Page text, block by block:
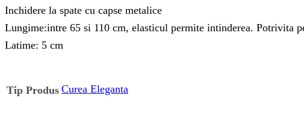
Inchidere la spate cu capse metalice
Lungime:intre 65 si 110 cm, elasticul permite intinderea. Potrivita
Latime: 5 cm
Tip Produs Curea Eleganta